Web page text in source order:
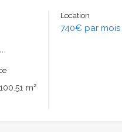
100.51 m²
Location
740€ par mois